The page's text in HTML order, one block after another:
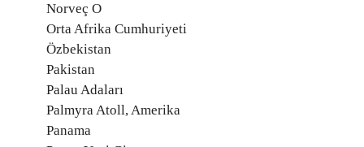
Norveç O
Orta Afrika Cumhuriyeti
Özbekistan
Pakistan
Palau Adaları
Palmyra Atoll, Amerika
Panama